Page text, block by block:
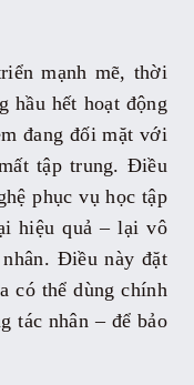
mạnh mẽ, thời
hầu hết hoạt động
đang đối mặt với
tập trung. Điều
phục vụ học tập
hiệu quả – lại vô
Điều này đặt
có thể dùng chính
tác nhân – để bảo